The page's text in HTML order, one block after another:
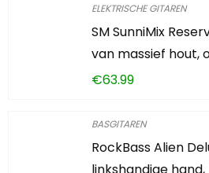
ELEKTRISCHE GITAREN
SM SunniMix
van massief hout,
€63.99
BASGITAREN
RockBass Alien
linkshandige